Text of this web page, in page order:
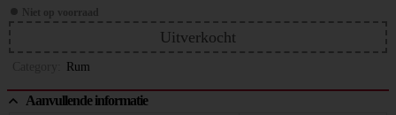
Niet op voorraad
Uitverkocht
Rum
Aanvullende informatie